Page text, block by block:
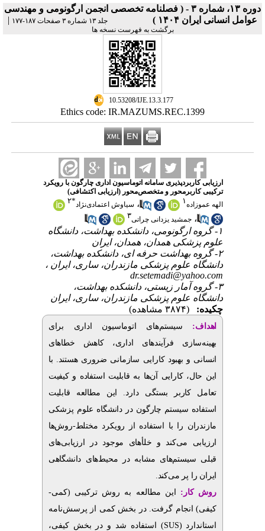
دوره ۱۳، شماره ۳ - ( فصلنامه تخصصی انجمن ارگونومی و مهندسی
عوامل انسانی ایران ۱۴۰۴ )
جلد ۱۳ شماره ۳ صفحات ۱۸۷-۱۷۷ |
برگشت به فهرست نسخه ها
‎ 10.53208/IJE.13.3.177
Ethics code: IR.MAZUMS.REC.1399
ارزیابی کاربردپذیری سامانه اتوماسیون اداری چارگون با رویکرد
ترکیبی کاربرمحور و متخصص‌محور (ارزیابی اکتشافی)
الهه عموزاده۱ ، سیاوش اعتمادی‌نژاد*۲
، جمشید یزدانی چراتی۳
۱- گروه ارگونومی، دانشکده بهداشت، دانشگاه
علوم پزشکی همدان، همدان، ایران
۲- گروه بهداشت حرفه ای، دانشکده بهداشت،
دانشگاه علوم پزشکی مازندران، ساری، ایران ،
dr.setemadi@yahoo.com
۳- گروه آمار زیستی، دانشکده بهداشت،
دانشگاه علوم پزشکی مازندران، ساری، ایران
چکیده:
(۳۸۷۴ مشاهده)
اهداف: سیستم‌های اتوماسیون اداری برای
بهینه‌سازی فرآیندهای اداری، کاهش خطاهای
انسانی و بهبود کارایی سازمانی ضروری هستند. با
این حال، کارایی آن‌ها به قابلیت استفاده و کیفیت
تعامل کاربر بستگی دارد. این مطالعه قابلیت
استفاده سیستم چارگون در دانشگاه علوم پزشکی
مازندران را با استفاده از رویکرد مختلط-روش‌ها
ارزیابی می‌کند و خلأهای موجود در ارزیابی‌های
قبلی سیستم‌های مشابه در محیط‌های دانشگاهی
ایران را پر می‌کند.
روش ‌‌‌کار:
این مطالعه به روش ترکیبی (کمی-
کیفی) انجام گرفت. در بخش کمی از پرسش‌نامه
استاندارد(SUS) استفاده شد و در بخش کیفی،